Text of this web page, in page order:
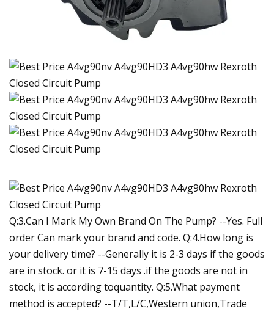
Q:3.Can I Mark My Own Brand On The Pump? --Yes. Full
order Can mark your brand and code. Q:4.How long is
your delivery time? --Generally it is 2-3 days if the goods
are in stock. or it is 7-15 days .if the goods are not in
stock, it is according toquantity. Q:5.What payment
method is accepted? --T/T,L/C,Western union,Trade